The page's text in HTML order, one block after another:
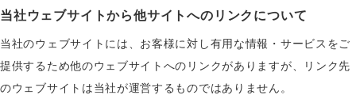
当社ウェブサイトから他サイトへのリンクについて
当社のウェブサイトには、お客様に対し有用な情報・サービスをご
提供するため他のウェブサイトへのリンクがありますが、リンク先
のウェブサイトは当社が運営するものではありません。